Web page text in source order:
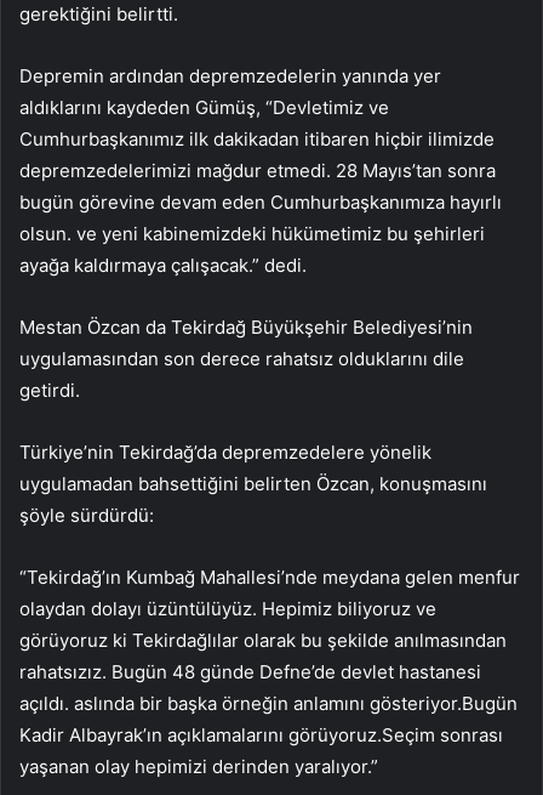
gerektiğini belirtti.
Depremin ardından depremzedelerin yanında yer
aldıklarını kaydeden Gümüş, “Devletimiz ve
Cumhurbaşkanımız ilk dakikadan itibaren hiçbir ilimizde
depremzedelerimizi mağdur etmedi. 28 Mayıs’tan sonra
bugün görevine devam eden Cumhurbaşkanımıza hayırlı
olsun. ve yeni kabinemizdeki hükümetimiz bu şehirleri
ayağa kaldırmaya çalışacak.” dedi.
Mestan Özcan da Tekirdağ Büyükşehir Belediyesi’nin
uygulamasından son derece rahatsız olduklarını dile
getirdi.
Türkiye’nin Tekirdağ’da depremzedelere yönelik
uygulamadan bahsettiğini belirten Özcan, konuşmasını
şöyle sürdürdü:
“Tekirdağ’ın Kumbağ Mahallesi’nde meydana gelen menfur
olaydan dolayı üzüntülüyüz. Hepimiz biliyoruz ve
görüyoruz ki Tekirdağlılar olarak bu şekilde anılmasından
rahatsızız. Bugün 48 günde Defne’de devlet hastanesi
açıldı. aslında bir başka örneğin anlamını gösteriyor.Bugün
Kadir Albayrak’ın açıklamalarını görüyoruz.Seçim sonrası
yaşanan olay hepimizi derinden yaralıyor.”